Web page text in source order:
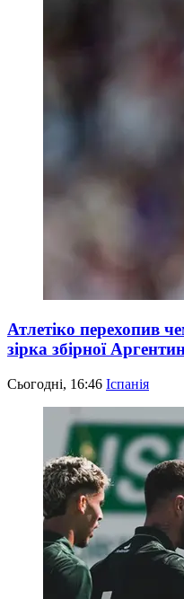
Атлетіко перехопив
зірка збірної
Сьогодні, 16:46 Іспанія